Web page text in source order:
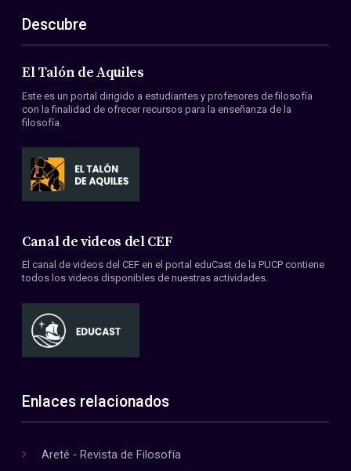
Descubre
El Talón de Aquiles
Este es un portal dirigido a estudiantes y profesores de filosofía
con la finalidad de ofrecer recursos para la enseñanza de la
filosofía.
Canal de videos del CEF
El canal de videos del CEF en el portal eduCast de la PUCP contiene
todos los videos disponibles de nuestras actividades.
Enlaces relacionados
Areté - Revista de Filosofía